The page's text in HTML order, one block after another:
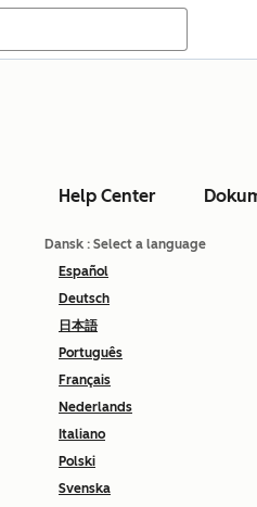
Help Center
Dansk : Select a language
Español
Deutsch
日本語
Português
Français
Nederlands
Italiano
Polski
Svenska